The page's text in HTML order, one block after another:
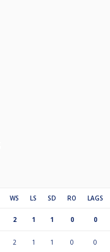
WS LS SD RO LAGS
2 1 1 0 0
2 1 1 0 0